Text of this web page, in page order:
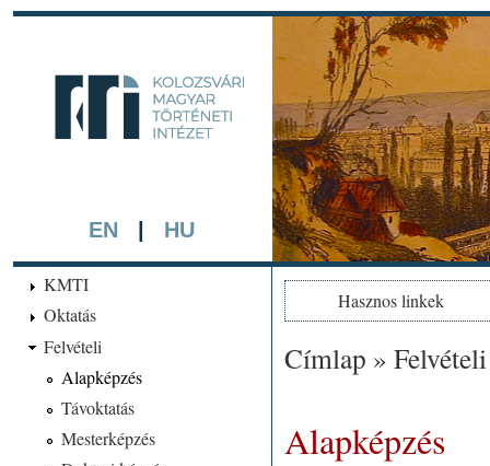
EN HU
A háttérben részlet a
készített színezett
KMTI
Oktatás
Felvételi
Alapképzés
Távoktatás
Mesterképzés
Hasznos linkek
Jelenlegi hely
Címlap »Felvételi
Alapképzés